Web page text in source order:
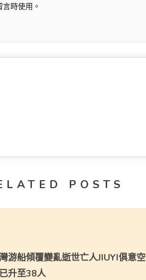
時使用。
POSTS
游船傾覆變亂逝世亡人JIUYI俱意空
升至38人